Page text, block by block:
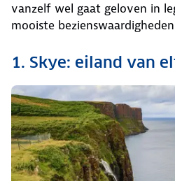
vanzelf wel gaat geloven in
mooiste
1. Skye: eiland van